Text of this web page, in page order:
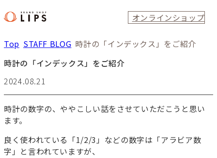
オンラインショップ
Top STAFF BLOG 時計の「インデックス」をご紹介
時計の「インデックス」をご紹介
2024.08.21
時計の数字の、ややこしい話をさせていただこうと思い
ます。
良く使われている「1/2/3」などの数字は「アラビア数
字」と言われていますが、